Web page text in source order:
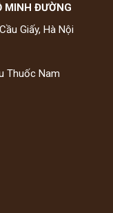
MINH ĐƯỜNG
Giấy, Hà Nội
Thuốc Nam